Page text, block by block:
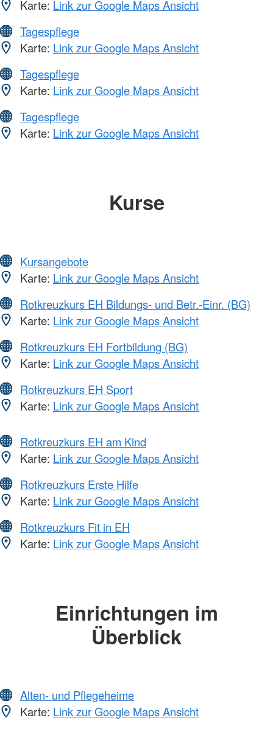
Karte: Link zur Google Maps Ansicht
Tagespflege
Karte: Link zur Google Maps Ansicht
Tagespflege
Karte: Link zur Google Maps Ansicht
Tagespflege
Karte: Link zur Google Maps Ansicht
Kurse
Kursangebote
Karte: Link zur Google Maps Ansicht
Rotkreuzkurs EH Bildungs- und Betr.-Einr. (BG)
Karte: Link zur Google Maps Ansicht
Rotkreuzkurs EH Fortbildung (BG)
Karte: Link zur Google Maps Ansicht
Rotkreuzkurs EH Sport
Karte: Link zur Google Maps Ansicht
Rotkreuzkurs EH am Kind
Karte: Link zur Google Maps Ansicht
Rotkreuzkurs Erste Hilfe
Karte: Link zur Google Maps Ansicht
Rotkreuzkurs Fit in EH
Karte: Link zur Google Maps Ansicht
Einrichtungen im
Überblick
Alten- und Pflegeheime
Karte: Link zur Google Maps Ansicht